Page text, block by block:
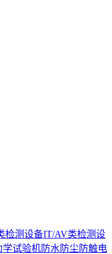
检测设备IT/AV类检测设
学试验机防水防尘防触电